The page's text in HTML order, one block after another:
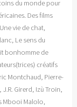
du monde pour
Des films
vie de chat,
Le sens du
bonhomme de
créatifs
Montchaud, Pierre-
Girerd, Izù Troin,
Mbooi Malolo,